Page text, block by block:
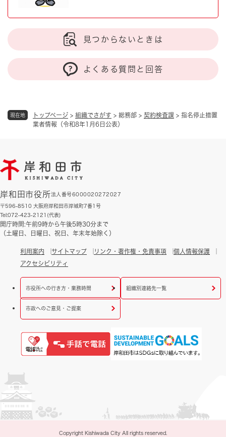
現在地 トップページ > 組織でさがす > 総務部 > 契約検査課 > 指名停止措置
業者情報（令和8年1月6日公表）
見つからないときは
よくある質問と回答
岸和田市役所法人番号6000020272027
〒596-8510 大阪府岸和田市岸城町7番1号
Tel:072-423-2121(代表)
開庁時間:午前9時から午後5時30分まで
（土曜日、日曜日、祝日、年末年始除く）
利用案内 サイトマップ リンク・著作権・免責事項
個人情報保護
アクセシビリティ
市役所への行き方・業務時間 組織別連絡先一覧
市政へのご意見・ご提案
Copyright Kishiwada City All rights reserved.